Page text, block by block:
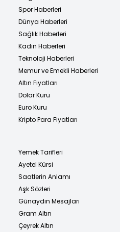
Spor Haberleri
Dünya Haberleri
Sağlık Haberleri
Kadın Haberleri
Teknoloji Haberleri
Memur ve Emekli Haberleri
Altın Fiyatları
Dolar Kuru
Euro Kuru
Kripto Para Fiyatları
Yemek Tarifleri
Ayetel Kürsi
Saatlerin Anlamı
Aşk Sözleri
Günaydın Mesajları
Gram Altın
Çeyrek Altın